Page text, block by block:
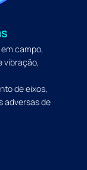
campo,
vibração,
de eixos,
adversas de